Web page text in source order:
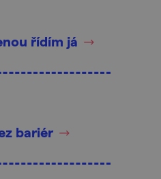
řídím já
bariér